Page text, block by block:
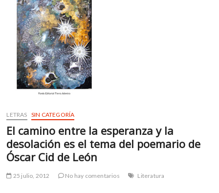
LETRAS SIN CATEGORÍA
El camino entre la esperanza y la
desolación es el tema del poemario de
Óscar Cid de León
25 julio, 2012 No hay comentarios Literatura